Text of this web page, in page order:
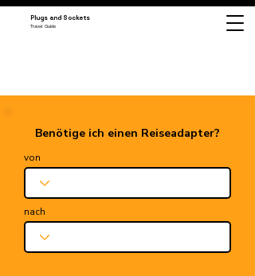
Plugs and Sockets
Travel Guide
Benötige ich einen Reiseadapter?
von
nach